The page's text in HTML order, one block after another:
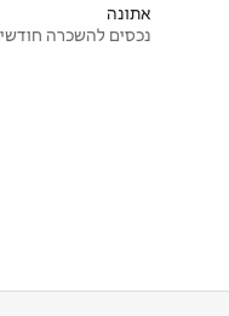
אתונה
נכסים להשכרה